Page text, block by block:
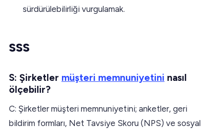
sürdürülebilirliği vurgulamak.
SSS
S: Şirketler müşteri memnuniyetini nasıl
ölçebilir?
C: Şirketler müşteri memnuniyetini; anketler, geri
bildirim formları, Net Tavsiye Skoru (NPS) ve sosyal